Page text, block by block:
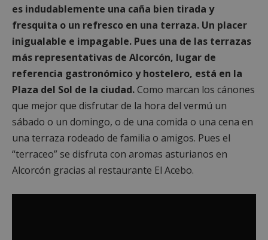
es indudablemente una caña bien tirada y
fresquita o un refresco en una terraza. Un placer
inigualable e impagable. Pues una de las terrazas
más representativas de Alcorcón, lugar de
referencia gastronómico y hostelero, está en la
Plaza del Sol de la ciudad.Como marcan los cánones
que mejor que disfrutar de la hora del vermú un
sábado o un domingo, o de una comida o una cena en
una terraza rodeado de familia o amigos. Pues el
“terraceo” se disfruta con aromas asturianos en
Alcorcón gracias al restaurante El Acebo.